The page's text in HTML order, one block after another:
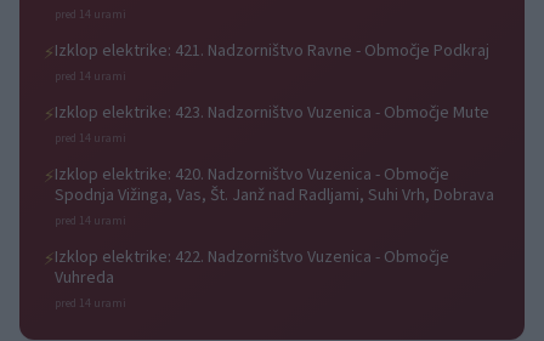
pred 14 urami
⚡Izklop elektrike: 421. Nadzorništvo Ravne - Območje Podkraj
pred 14 urami
⚡Izklop elektrike: 423. Nadzorništvo Vuzenica - Območje Mute
pred 14 urami
⚡Izklop elektrike: 420. Nadzorništvo Vuzenica - Območje
Spodnja Vižinga, Vas, Št. Janž nad Radljami, Suhi Vrh, Dobrava
pred 14 urami
⚡Izklop elektrike: 422. Nadzorništvo Vuzenica - Območje
Vuhreda
pred 14 urami